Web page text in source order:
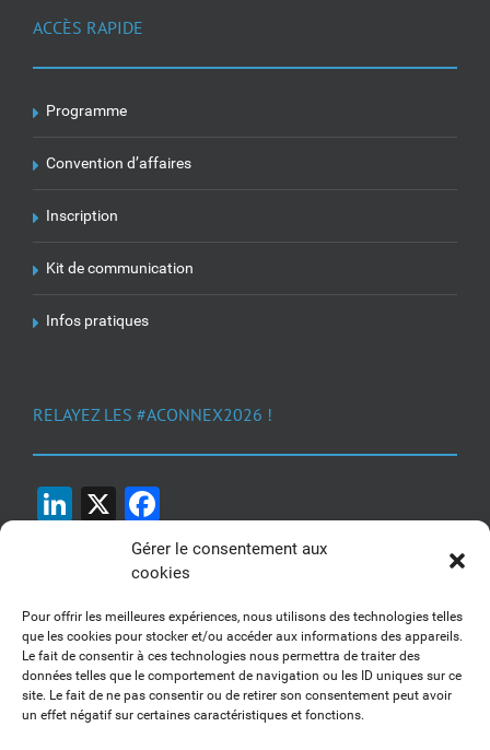
Gérer le consentement aux
cookies
Pour offrir les meilleures expériences, nous utilisons des technologies telles
que les cookies pour stocker et/ou accéder aux informations des appareils.
Le fait de consentir à ces technologies nous permettra de traiter des
données telles que le comportement de navigation ou les ID uniques sur ce
site. Le fait de ne pas consentir ou de retirer son consentement peut avoir
un effet négatif sur certaines caractéristiques et fonctions.
ACCÈS RAPIDE
Programme
Convention d’affaires
Inscription
Kit de communication
Infos pratiques
RELAYEZ LES #ACONNEX2026 !
LinkedIn
X
1, 2, 3... Buzzez !
Découvrez nos kits communication